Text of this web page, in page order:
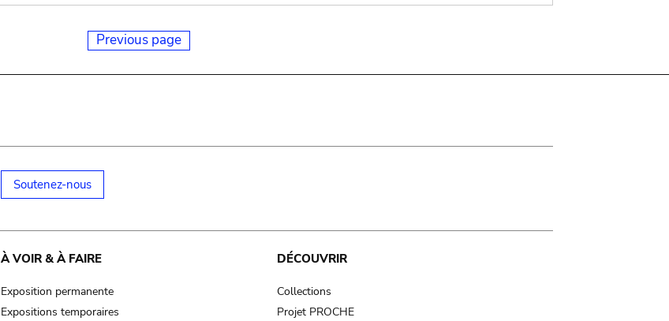
Previous page
Soutenez-nous
À VOIR & À FAIRE
Exposition permanente
Expositions temporaires
DÉCOUVRIR
Collections
Projet PROCHE